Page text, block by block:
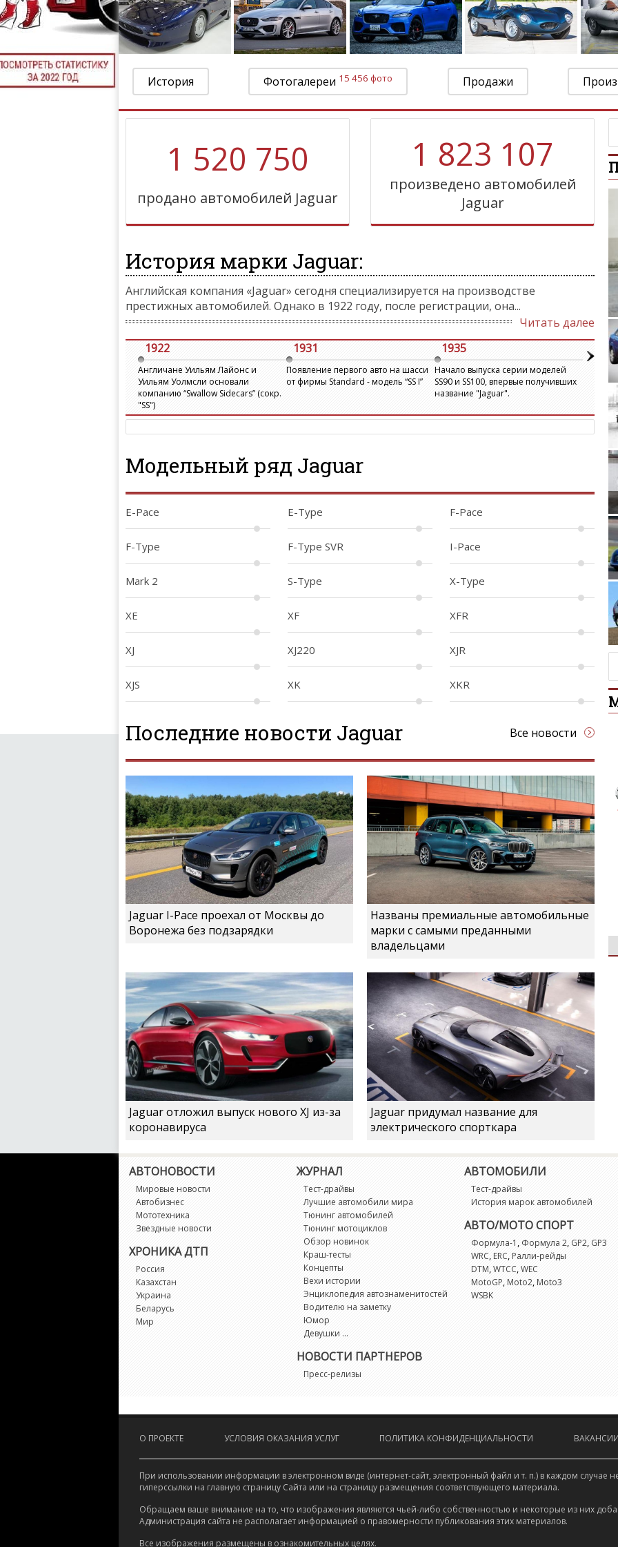
История Фотогалереи 15 456 фото Продажи
1 520 750
продано автомобилей Jaguar
1 823 107
произведено автомобилей
Jaguar
История марки Jaguar:
Английская компания «Jaguar» сегодня специализируется на производстве
престижных автомобилей. Однако в 1922 году, после регистрации, она...
Читать далее
1922
Англичане Уильям Лайонс и
Уильям Уолмсли основали
компанию “Swallow Sidecars” (сокр.
"SS")
1931
Появление первого авто на шасси
от фирмы Standard - модель “SS I”
1935
Начало выпуска серии моделей
SS90 и SS100, впервые получивших
название "Jaguar".
1945
"Jaguar"
Модельный ряд Jaguar
E-Pace E-Type F-Pace
F-Type F-Type SVR I-Pace
Mark 2 S-Type X-Type
XE XF XFR
XJ XJ220 XJR
XJS XK XKR
Последние новости Jaguar Все новости
Jaguar I-Pace проехал от Москвы до
Воронежа без подзарядки
Названы премиальные автомобильные
марки с самыми преданными
владельцами
Jaguar отложил выпуск нового XJ из-за
коронавируса
Jaguar придумал название для
электрического спорткара
АВТОНОВОСТИ
Мировые новости
Автобизнес
Мототехника
Звездные новости
ХРОНИКА ДТП
Россия
Казахстан
Украина
Беларусь
Мир
ЖУРНАЛ
Тест-драйвы
Лучшие автомобили мира
Тюнинг автомобилей
Тюнинг мотоциклов
Обзор новинок
Краш-тесты
Концепты
Вехи истории
Энциклопедия автознаменитостей
Водителю на заметку
Юмор
Девушки ...
НОВОСТИ ПАРТНЕРОВ
Пресс-релизы
АВТОМОБИЛИ
Тест-драйвы
История марок автомобилей
АВТО/МОТО СПОРТ
Формула-1 , Формула 2, GP2, GP3
WRC,ERC,Ралли-рейды
DTM,WTCC,WEC
MotoGP,Moto2,Moto3
WSBK
О ПРОЕКТЕ УСЛОВИЯ ОКАЗАНИЯ УСЛУГ ПОЛИТИКА КОНФИДЕНЦИАЛЬНОСТИ ВАКАНСИИ
При использовании информации в электронном виде (интернет-сайт, электронный файл и т. п.) в каждом случае
гиперссылки на главную страницу Сайта или на страницу размещения соответствующего материала.
Обращаем ваше внимание на то, что изображения являются чьей-либо собственностью и некоторые из них
Администрация сайта не располагает информацией о правомерности публикования этих материалов.
Все изображения размещены в ознакомительных целях.